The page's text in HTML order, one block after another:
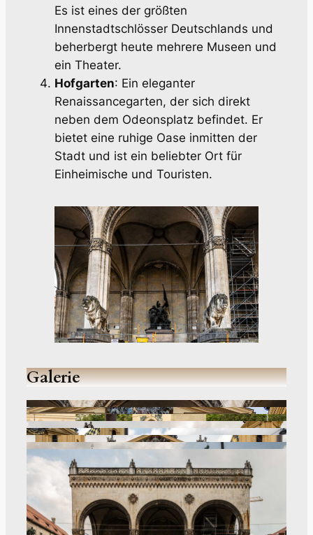
Es ist eines der größten
Innenstadtschlösser Deutschlands und
beherbergt heute mehrere Museen und
ein Theater.
Hofgarten: Ein eleganter
Renaissancegarten, der sich direkt
neben dem Odeonsplatz befindet. Er
bietet eine ruhige Oase inmitten der
Stadt und ist ein beliebter Ort für
Einheimische und Touristen.
Galerie